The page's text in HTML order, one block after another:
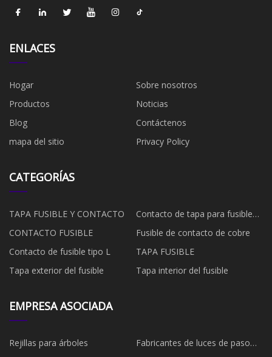
ENLACES
Hogar
Sobre nosotros
Productos
Noticias
Blog
Contáctenos
mapa del sitio
Privacy Policy
CATEGORÍAS
TAPA FUSIBLE Y CONTACTO
Contacto de tapa para fusible
EV
CONTACTO FUSIBLE
Fusible de contacto de cobre
Contacto de fusible tipo L
TAPA FUSIBLE
Tapa exterior del fusible
Tapa interior del fusible
EMPRESA ASOCIADA
Rejillas para árboles
Fabricantes de luces de paso